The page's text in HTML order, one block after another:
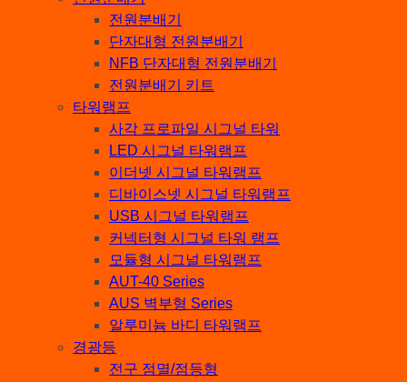
전원분배기
단자대형 전원분배기
NFB 단자대형 전원분배기
전원분배기 키트
타워램프
사각 프로파일 시그널 타워
LED 시그널 타워램프
이더넷 시그널 타워램프
디바이스넷 시그널 타워램프
USB 시그널 타워램프
커넥터형 시그널 타워 램프
모듈형 시그널 타워램프
AUT-40 Series
AUS 벽부형 Series
알루미늄 바디 타워램프
경광등
전구 점멸/점등형